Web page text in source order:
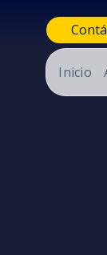
Inicio